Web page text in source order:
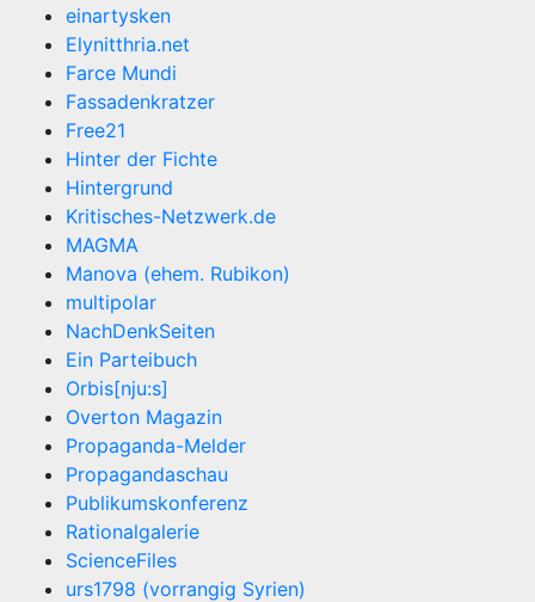
einartysken
Elynitthria.net
Farce Mundi
Fassadenkratzer
Free21
Hinter der Fichte
Hintergrund
Kritisches-Netzwerk.de
MAGMA
Manova (ehem. Rubikon)
multipolar
NachDenkSeiten
Ein Parteibuch
Orbis[nju:s]
Overton Magazin
Propaganda-Melder
Propagandaschau
Publikumskonferenz
Rationalgalerie
ScienceFiles
urs1798 (vorrangig Syrien)